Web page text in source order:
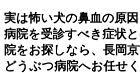
実は怖い犬の鼻血の原
病院を受診すべき症状
院をお探しなら、長岡
どうぶつ病院へお任せく